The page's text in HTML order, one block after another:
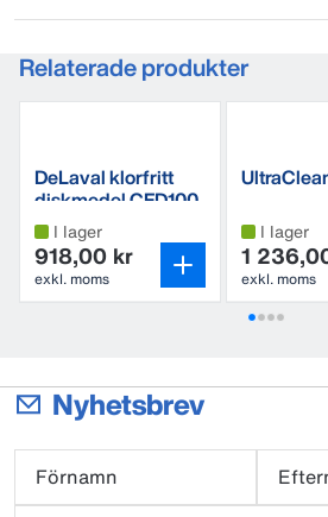
Relaterade produkter
DeLaval klorfritt
diskmedel CFD100
I lager
918,00 kr
exkl. moms
I lager
1
exkl. moms
Nyhetsbrev
Förnamn